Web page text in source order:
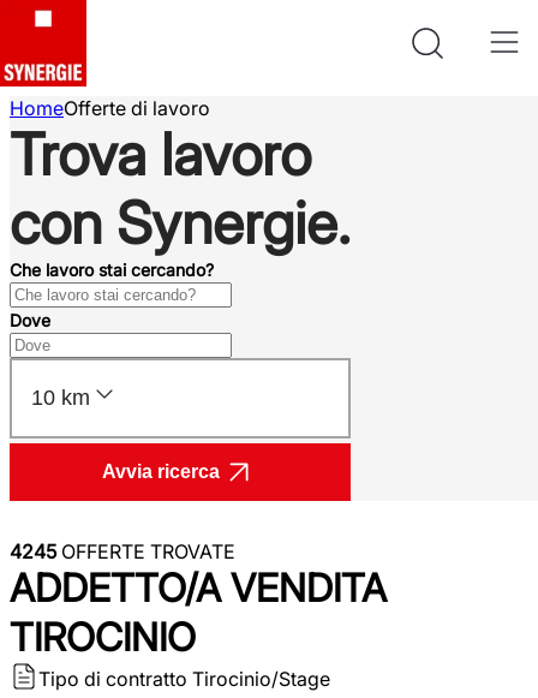
HomeOfferte di lavoro
Trova lavoro
con Synergie.
Che lavoro stai cercando?
Dove
10 km
Avvia ricerca
4245OFFERTE TROVATE
ADDETTO/A VENDITA
TIROCINIO
Tipo di contratto Tirocinio/Stage